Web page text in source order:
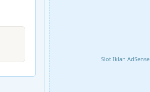
Slot Iklan AdSense